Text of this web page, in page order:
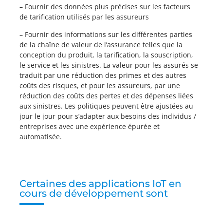
– Fournir des données plus précises sur les facteurs
de tarification utilisés par les assureurs
– Fournir des informations sur les différentes parties
de la chaîne de valeur de l’assurance telles que la
conception du produit, la tarification, la souscription,
le service et les sinistres. La valeur pour les assurés se
traduit par une réduction des primes et des autres
coûts des risques, et pour les assureurs, par une
réduction des coûts des pertes et des dépenses liées
aux sinistres. Les politiques peuvent être ajustées au
jour le jour pour s’adapter aux besoins des individus /
entreprises avec une expérience épurée et
automatisée.
Certaines des applications IoT en
cours de développement sont